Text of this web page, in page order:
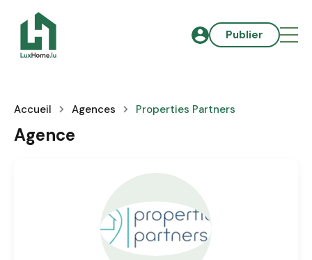
Publier
Accueil Agences Properties Partners
Agence